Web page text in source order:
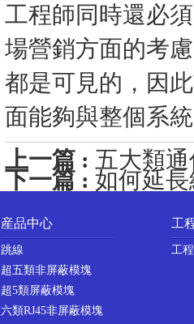
工程師同時還必
場營銷方面的考
都是可見的，因
面能夠與整個系
上一篇 : 五大類
下一篇 : 如何延
産品中心
跳線
超五類非屏蔽模塊
超5類屏蔽模塊
六類RJ45非屏蔽模塊
工
工